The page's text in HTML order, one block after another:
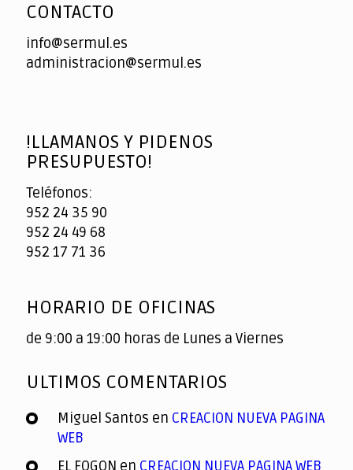
CONTACTO
info@sermul.es
administracion@sermul.es
!LLAMANOS Y PIDENOS
PRESUPUESTO!
Teléfonos:
952 24 35 90
952 24 49 68
952 17 71 36
HORARIO DE OFICINAS
de 9:00 a 19:00 horas de Lunes a Viernes
ULTIMOS COMENTARIOS
Miguel Santos en CREACION NUEVA PAGINA
WEB
EL FOGON en CREACION NUEVA PAGINA WEB